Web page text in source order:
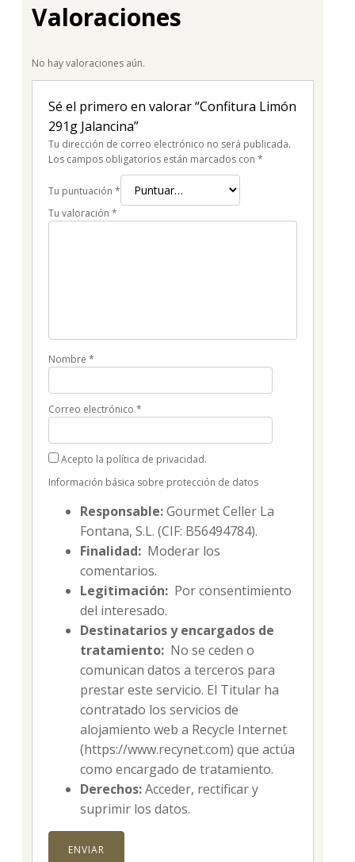
Valoraciones
No hay valoraciones aún.
Sé el primero en valorar “Confitura Limón
291g Jalancina”
Tu dirección de correo electrónico no será publicada.
Los campos obligatorios están marcados con *
Tu puntuación *
Tu valoración *
Nombre *
Correo electrónico *
Acepto la política de privacidad.
Información básica sobre protección de datos
Responsable:Gourmet Celler La
Fontana, S.L. (CIF: B56494784).
Finalidad: Moderar los
comentarios.
Legitimación: Por consentimiento
del interesado.
Destinatarios y encargados de
tratamiento: No se ceden o
comunican datos a terceros para
prestar este servicio. El Titular ha
contratado los servicios de
alojamiento web a Recycle Internet
(https://www.recynet.com) que actúa
como encargado de tratamiento.
Derechos:Acceder, rectificar y
suprimir los datos.